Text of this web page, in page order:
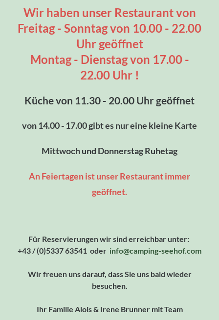
Wir haben unser Restaurant von
Freitag - Sonntag von 10.00 - 22.00
Uhr geöffnet
Montag - Dienstag von 17.00 -
22.00 Uhr !
Küche von 11.30 - 20.00 Uhr geöffnet
von 14.00 - 17.00 gibt es nur eine kleine Karte
Mittwoch und Donnerstag Ruhetag
An Feiertagen ist unser Restaurant immer
geöffnet.
Für Reservierungen wir sind erreichbar unter:
+43 / (0)5337 63541 oder info@camping-seehof.com
Wir freuen uns darauf, dass Sie uns bald wieder
besuchen.
Ihr Familie Alois & Irene Brunner mit Team